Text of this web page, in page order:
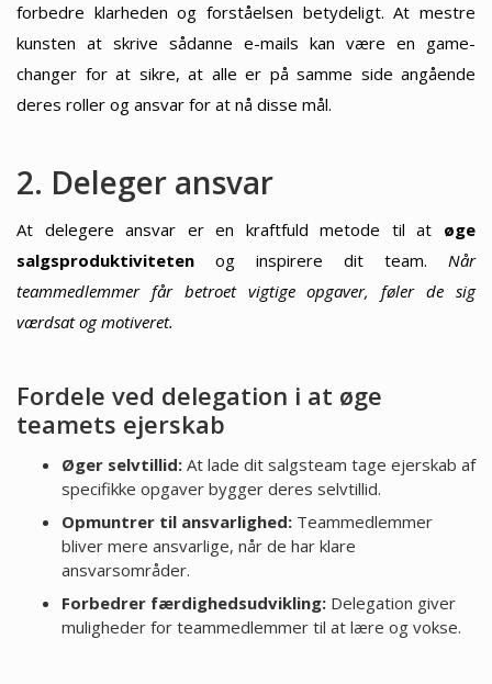
forbedre klarheden og forståelsen betydeligt. At mestre
kunsten at skrive sådanne e-mails kan være en game-
changer for at sikre, at alle er på samme side angående
deres roller og ansvar for at nå disse mål.
2. Deleger ansvar
At delegere ansvar er en kraftfuld metode til at øge
salgsproduktiviteten og inspirere dit team. Når
teammedlemmer får betroet vigtige opgaver, føler de sig
værdsat og motiveret.
Fordele ved delegation i at øge
teamets ejerskab
Øger selvtillid:At lade dit salgsteam tage ejerskab af
specifikke opgaver bygger deres selvtillid.
Opmuntrer til ansvarlighed:Teammedlemmer
bliver mere ansvarlige, når de har klare
ansvarsområder.
Forbedrer færdighedsudvikling:Delegation giver
muligheder for teammedlemmer til at lære og vokse.